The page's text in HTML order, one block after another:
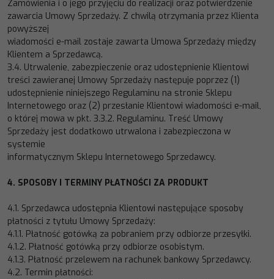
Zamówienia i o jego przyjęciu do realizacji oraz potwierdzenie
zawarcia Umowy Sprzedaży. Z chwilą otrzymania przez Klienta
powyższej
wiadomości e-mail zostaje zawarta Umowa Sprzedaży między
Klientem a Sprzedawcą.
3.4. Utrwalenie, zabezpieczenie oraz udostępnienie Klientowi
treści zawieranej Umowy Sprzedaży następuje poprzez (1)
udostępnienie niniejszego Regulaminu na stronie Sklepu
Internetowego oraz (2) przesłanie Klientowi wiadomości e-mail,
o której mowa w pkt. 3.3.2. Regulaminu. Treść Umowy
Sprzedaży jest dodatkowo utrwalona i zabezpieczona w
systemie
informatycznym Sklepu Internetowego Sprzedawcy.
4. SPOSOBY I TERMINY PŁATNOŚCI ZA PRODUKT
4.1. Sprzedawca udostępnia Klientowi następujące sposoby
płatności z tytułu Umowy Sprzedaży:
4.1.1. Płatność gotówką za pobraniem przy odbiorze przesyłki.
4.1.2. Płatność gotówką przy odbiorze osobistym.
4.1.3. Płatność przelewem na rachunek bankowy Sprzedawcy.
4.2. Termin płatności: